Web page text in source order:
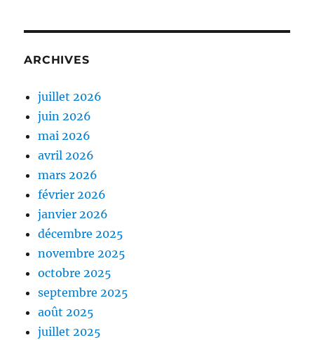
ARCHIVES
juillet 2026
juin 2026
mai 2026
avril 2026
mars 2026
février 2026
janvier 2026
décembre 2025
novembre 2025
octobre 2025
septembre 2025
août 2025
juillet 2025